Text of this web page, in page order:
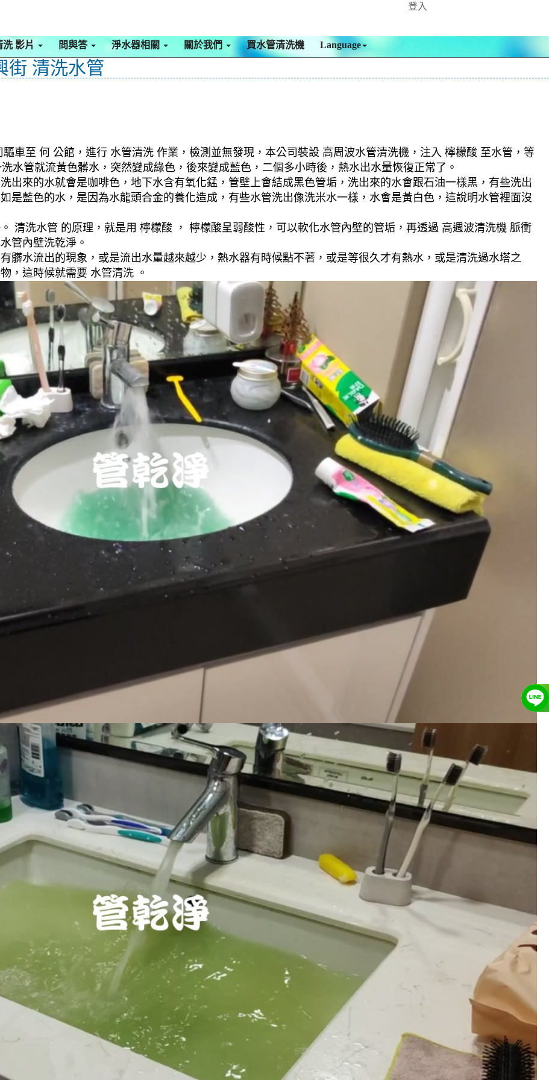
登入
洗 影片 問與答 淨水器相關 關於我們 買水管清洗機 Language
街 清洗水管
車至 何 公館，進行 水管清洗 作業，檢測並無發現，本公司裝設 高周波水管清洗機，注入 檸檬酸 至水管，等
水管就流黃色髒水，突然變成綠色，後來變成藍色，二個多小時後，熱水出水量恢復正常了。
出來的水就會是咖啡色，地下水含有氧化錳，管壁上會結成黑色管垢，洗出來的水會跟石油一樣黑，有些洗出
是藍色的水，是因為水龍頭合金的養化造成，有些水管洗出像洗米水一樣，水會是黃白色，這說明水管裡面沒
清洗水管 的原理，就是用 檸檬酸 ， 檸檬酸呈弱酸性，可以軟化水管內壁的管垢，再透過 高週波清洗機 脈衝
管內壁洗乾淨。
髒水流出的現象，或是流出水量越來越少，熱水器有時候點不著，或是等很久才有熱水，或是清洗過水塔之
，這時候就需要 水管清洗 。